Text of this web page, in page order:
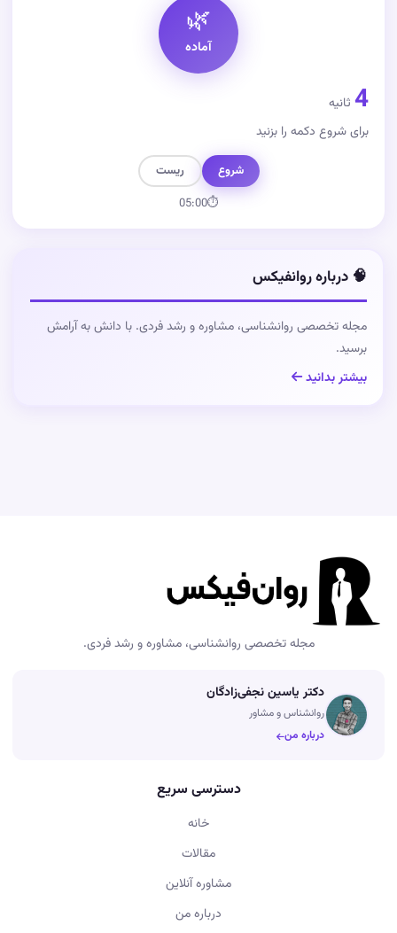
🌿
آماده
4 ثانیه
برای شروع دکمه را بزنید
شروع
ریست
⏱
05:00
🧠 درباره روانفیکس
مجله تخصصی روانشناسی، مشاوره و رشد فردی. با دانش به آرامش
برسید.
بیشتر بدانید
مجله تخصصی روانشناسی، مشاوره و رشد فردی.
دکتر یاسین نجفی‌زادگان
روانشناس و مشاور
درباره من
دسترسی سریع
خانه
مقالات
مشاوره آنلاین
درباره من